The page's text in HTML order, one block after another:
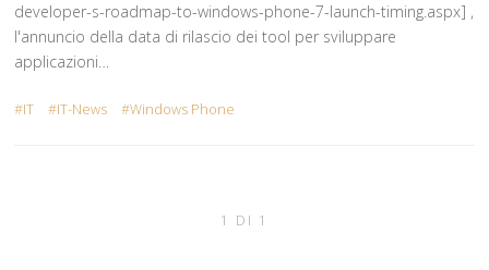
developer-s-roadmap-to-windows-phone-7-launch-timing.aspx] ,
l'annuncio della data di rilascio dei tool per sviluppare
applicazioni…
IT IT-News Windows Phone
1 DI 1